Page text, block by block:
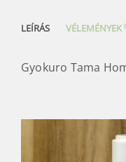
LEÍRÁS VÉLEMÉNYEK
Gyokuro Tama